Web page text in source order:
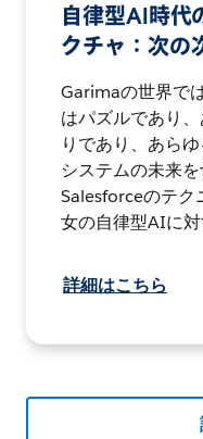
自律型AI時代
クチャ：次の
Garimaの世界で
はパズルであり
りであり、あら
システムの未来を
Salesforceのテク
女の自律型AIに対
詳細はこちら